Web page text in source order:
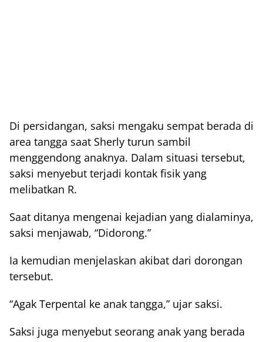
Di persidangan, saksi mengaku sempat berada di
area tangga saat Sherly turun sambil
menggendong anaknya. Dalam situasi tersebut,
saksi menyebut terjadi kontak fisik yang
melibatkan R.
Saat ditanya mengenai kejadian yang dialaminya,
saksi menjawab, “Didorong.”
Ia kemudian menjelaskan akibat dari dorongan
tersebut.
“Agak Terpental ke anak tangga,” ujar saksi.
Saksi juga menyebut seorang anak yang berada